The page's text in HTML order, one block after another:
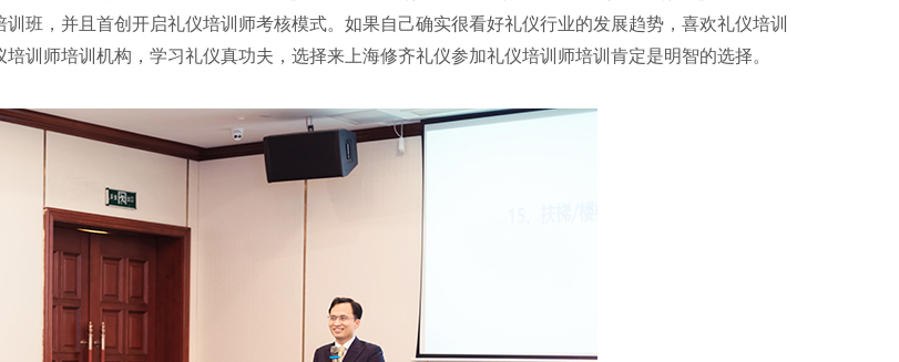
班，并且首创开启礼仪培训师考核模式。如果自己确实很看好礼仪行业的发展趋势，喜欢礼仪培训
训师培训机构，学习礼仪真功夫，选择来上海修齐礼仪参加礼仪培训师培训肯定是明智的选择。